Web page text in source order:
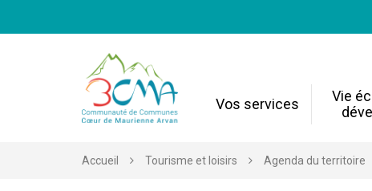
Vos services
Vie
Accueil Tourisme et loisirs Agenda du territoire